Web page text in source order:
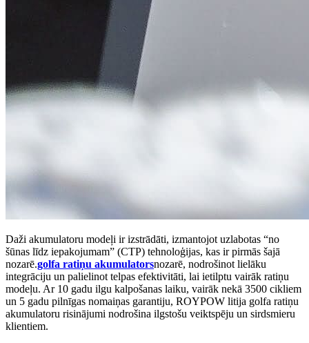
Daži akumulatoru modeļi ir izstrādāti, izmantojot uzlabotas “no
šūnas līdz iepakojumam” (CTP) tehnoloģijas, kas ir pirmās šajā
nozarē.golfa ratiņu akumulatorsnozarē, nodrošinot lielāku
integrāciju un palielinot telpas efektivitāti, lai ietilptu vairāk ratiņu
modeļu. Ar 10 gadu ilgu kalpošanas laiku, vairāk nekā 3500 cikliem
un 5 gadu pilnīgas nomaiņas garantiju, ROYPOW litija golfa ratiņu
akumulatoru risinājumi nodrošina ilgstošu veiktspēju un sirdsmieru
klientiem.